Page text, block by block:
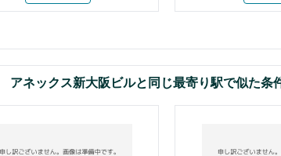
アネックス新大阪ビルと同じ最寄り駅で似た条